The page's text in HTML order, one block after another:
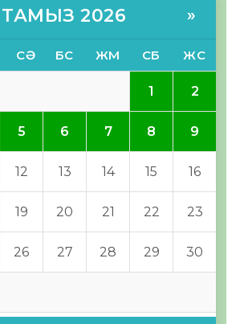
ТАМЫЗ 2026 »
СӘ БС ЖМ СБ ЖС
1 2
5 6 7 8 9
12 13 14 15 16
19 20 21 22 23
26 27 28 29 30